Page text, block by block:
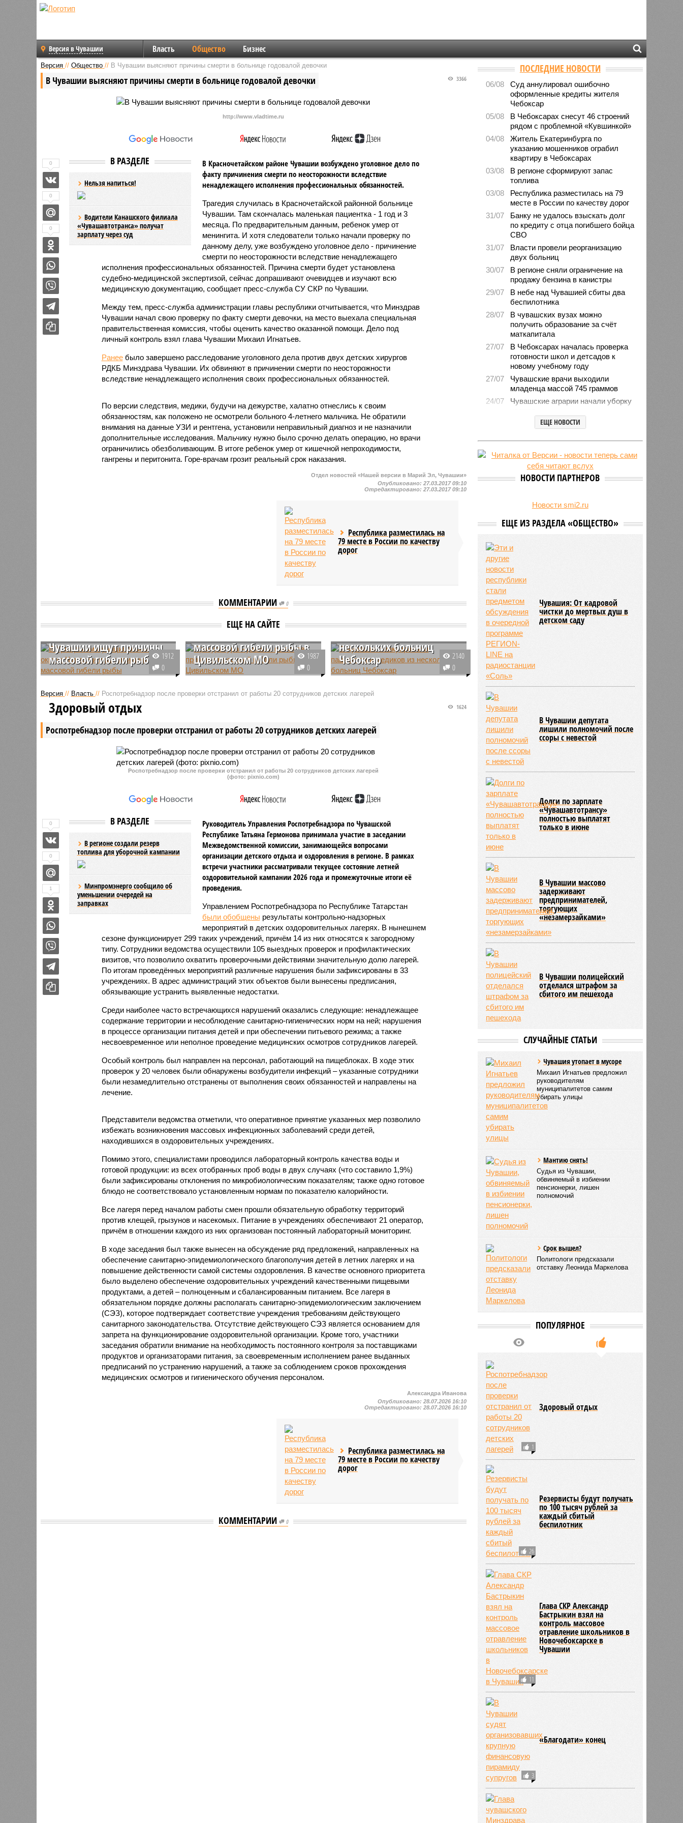
Версия в Чувашии Власть Общество Бизнес
Версия // Общество // В Чувашии выясняют причины смерти в больнице годовалой девочки
В Чувашии выясняют причины смерти в больнице годовалой девочки 3366
http://www.vladtime.ru
В РАЗДЕЛЕ
Нельзя напиться!
Водители Канашского филиала
«Чувашавтотранса» получат
зарплату через суд
В Красночетайском районе Чувашии возбуждено уголовное дело по
факту причинения смерти по неосторожности вследствие
ненадлежащего исполнения профессиональных обязанностей.
Трагедия случилась в Красночетайской районной больнице
Чувашии. Там скончалась маленькая пациентка - 1 год и 3
месяца. По предварительным данным, ребенок умер от
менингита. И хотя следователи только начали проверку по
данному делу, уже возбуждено уголовное дело - причинение
смерти по неосторожности вследствие ненадлежащего
исполнения профессиональных обязанностей. Причина смерти будет установлена
судебно-медицинской экспертизой, сейчас допрашивают очевидцев и изучают всю
медицинскую документацию, сообщает пресс-служба СУ СКР по Чувашии.
Между тем, пресс-служба администрации главы республики отчитывается, что Минздрав
Чувашии начал свою проверку по факту смерти девочки, на место выехала специальная
правительственная комиссия, чтобы оценить качество оказанной помощи. Дело под
личный контроль взял глава Чувашии Михаил Игнатьев.
Ранеебыло завершено расследование уголовного дела против двух детских хирургов
РДКБ Минздрава Чувашии. Их обвиняют в причинении смерти по неосторожности
вследствие ненадлежащего исполнения своих профессиональных обязанностей.
По версии следствия, медики, будучи на дежурстве, халатно отнеслись к своим
обязанностям, как положено не осмотрели больного 4-летнего мальчика. Не обратили
внимания на данные УЗИ и рентгена, установили неправильный диагноз и не назначили
дополнительные исследования. Мальчику нужно было срочно делать операцию, но врачи
ограничились обезболивающим. В итоге ребенок умер от кишечной непроходимости,
гангрены и перитонита. Горе-врачам грозит реальный срок наказания.
0
0
0
Отдел новостей «Нашей версии в Марий Эл, Чувашии»
Опубликовано:27.03.2017 09:10
Отредактировано:27.03.2017 09:10
Республика разместилась на
79 месте в России по качеству
дорог
КОММЕНТАРИИ 0
ЕЩЕ НА САЙТЕ
В Урмарском
Чувашии ищут причины
массовой гибели рыбы
В Урмарском муниципальном
факт массовой гибели рыбы. В
республиканском министерстве
природных ресурсов и экологии
обещают выяснить причины ЧП в
1912
0
Прокуратура Чувашии
выясняет причины
массовой гибели рыбы в
Цивильском МО
В Чувашии зафиксирован еще
рыбы. На этот раз замор
муниципального округа.
1987
0
В Чувашии эвакуировали
нескольких больниц
Чебоксар
В городе Чебоксары в Чувашии
персонал нескольких больниц.
сообщения о минировании
2140
0
Версия // Власть // Роспотребнадзор после проверки отстранил от работы 20 сотрудников детских лагерей
Роспотребнадзор после проверки отстранил от работы 20 сотрудников детских лагерей
1624
Здоровый отдых
Роспотребнадзор после проверки отстранил от работы 20 сотрудников детских лагерей
(фото: pixnio.com)
В РАЗДЕЛЕ
В регионе создали резерв
топлива для уборочной кампании
Минпромэнерго сообщило об
уменьшении очередей на
заправках
Руководитель Управления Роспотребнадзора по Чувашской
Республике Татьяна Гермонова принимала участие в заседании
Межведомственной комиссии, занимающейся вопросами
организации детского отдыха и оздоровления в регионе. В рамках
встречи участники рассматривали текущее состояние летней
оздоровительной кампании 2026 года и промежуточные итоги её
проведения.
Управлением Роспотребнадзора по Республике Татарстан
были обобщены результаты контрольно-надзорных
мероприятий в детских оздоровительных лагерях. В нынешнем
сезоне функционирует 299 таких учреждений, причём 14 из них относятся к загородному
типу. Сотрудники ведомства осуществили 105 выездных проверок и профилактических
визитов, что позволило охватить проверочными действиями значительную долю лагерей.
По итогам проведённых мероприятий различные нарушения были зафиксированы в 33
учреждениях. В адрес администраций этих объектов были вынесены предписания,
обязывающие устранить выявленные недостатки.
Среди наиболее часто встречающихся нарушений оказались следующие: ненадлежащее
содержание территории и несоблюдение санитарно-гигиенических норм на ней; нарушения
в процессе организации питания детей и при обеспечении питьевого режима; а также
несвоевременное или неполное проведение медицинских осмотров сотрудников лагерей.
Особый контроль был направлен на персонал, работающий на пищеблоках. В ходе этих
проверок у 20 человек были обнаружены возбудители инфекций – указанные сотрудники
были незамедлительно отстранены от выполнения своих обязанностей и направлены на
лечение.
Представители ведомства отметили, что оперативное принятие указанных мер позволило
избежать возникновения массовых инфекционных заболеваний среди детей,
находившихся в оздоровительных учреждениях.
Помимо этого, специалистами проводился лабораторный контроль качества воды и
готовой продукции: из всех отобранных проб воды в двух случаях (что составило 1,9%)
были зафиксированы отклонения по микробиологическим показателям; также одно готовое
блюдо не соответствовало установленным нормам по показателю калорийности.
Все лагеря перед началом работы смен прошли обязательную обработку территорий
против клещей, грызунов и насекомых. Питание в учреждениях обеспечивают 21 оператор,
причём в отношении каждого из них организован постоянный лабораторный мониторинг.
В ходе заседания был также вынесен на обсуждение ряд предложений, направленных на
обеспечение санитарно-эпидемиологического благополучия детей в летних лагерях и на
повышение действенности самой системы оздоровления. В качестве основного приоритета
было выделено обеспечение оздоровительных учреждений качественными пищевыми
продуктами, а детей – полноценным и сбалансированным питанием. Все лагеря в
обязательном порядке должны располагать санитарно-эпидемиологическим заключением
(СЭЗ), которое подтверждает соответствие учреждения требованиям действующего
санитарного законодательства. Отсутствие действующего СЭЗ является основанием для
запрета на функционирование оздоровительной организации. Кроме того, участники
заседания обратили внимание на необходимость постоянного контроля за поставщиками
продуктов и организаторами питания, за своевременным исполнением ранее выданных
предписаний по устранению нарушений, а также за соблюдением сроков прохождения
медицинских осмотров и гигиенического обучения персоналом.
0
0
1
Александра Иванова
Опубликовано:28.07.2026 16:10
Отредактировано:28.07.2026 16:10
Республика разместилась на
79 месте в России по качеству
дорог
КОММЕНТАРИИ 0
ПОСЛЕДНИЕ НОВОСТИ
06/08
Суд аннулировал ошибочно
оформленные кредиты жителя
Чебоксар
05/08
В Чебоксарах снесут 46 строений
рядом с проблемной «Кувшинкой»
04/08
Житель Екатеринбурга по
указанию мошенников ограбил
квартиру в Чебоксарах
03/08
В регионе сформируют запас
топлива
03/08
Республика разместилась на 79
месте в России по качеству дорог
31/07
Банку не удалось взыскать долг
по кредиту с отца погибшего бойца
СВО
31/07
Власти провели реорганизацию
двух больниц
30/07
В регионе сняли ограничение на
продажу бензина в канистры
29/07
В небе над Чувашией сбиты два
беспилотника
28/07
В чувашских вузах можно
получить образование за счёт
маткапитала
27/07
В Чебоксарах началась проверка
готовности школ и детсадов к
новому учебному году
27/07
Чувашские врачи выходили
младенца массой 745 граммов
24/07
Чувашские аграрии начали уборку
Минпромэнерго сообщило об
заправках
23/07
В Чувашии за 6 месяцев изъято
свыше 500 единиц оружия
ЕЩЕ НОВОСТИ
НОВОСТИ ПАРТНЕРОВ
Новости smi2.ru
ЕЩЕ ИЗ РАЗДЕЛА «ОБЩЕСТВО»
Чувашия: От кадровой
чистки до мертвых душ в
детском саду
В Чувашии депутата
лишили полномочий после
ссоры с невестой
Долги по зарплате
«Чувашавтотрансу»
полностью выплатят
только в июне
В Чувашии массово
задерживают
предпринимателей,
торгующих
«незамерзайками»
В Чувашии полицейский
отделался штрафом за
сбитого им пешехода
СЛУЧАЙНЫЕ СТАТЬИ
Чувашия утопает в мусоре
Михаил Игнатьев предложил
руководителям
муниципалитетов самим
убирать улицы
Мантию снять!
Судья из Чувашии,
обвиняемый в избиении
пенсионерки, лишен
полномочий
Срок вышел?
Политологи предсказали
отставку Леонида Маркелова
ПОПУЛЯРНОЕ
1
Здоровый отдых
26
Резервисты будут получать
по 100 тысяч рублей за
каждый сбитый
беспилотник
11
Глава СКР Александр
Бастрыкин взял на
контроль массовое
отравление школьников в
Новочебоксарске в
Чувашии
3
«Благодати» конец